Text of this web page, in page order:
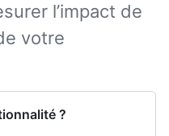
l’impact de
votre
?